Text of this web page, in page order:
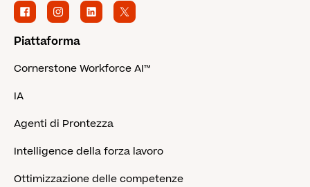
Piattaforma
Cornerstone Workforce AI™
IA
Agenti di Prontezza
Intelligence della forza lavoro
Ottimizzazione delle competenze